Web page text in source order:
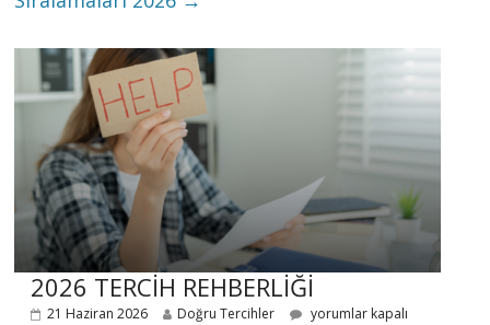
2026 TERCİH REHBERLİĞİ
21 Haziran 2026 Doğru Tercihler yorumlar kapalı